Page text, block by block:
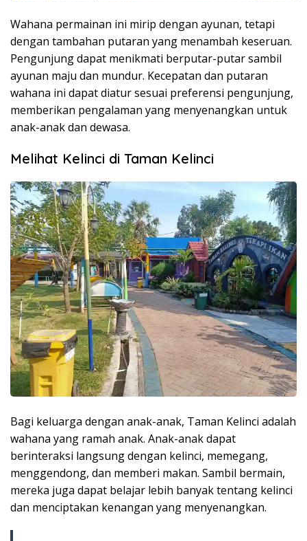
Wahana permainan ini mirip dengan ayunan, tetapi
dengan tambahan putaran yang menambah keseruan.
Pengunjung dapat menikmati berputar-putar sambil
ayunan maju dan mundur. Kecepatan dan putaran
wahana ini dapat diatur sesuai preferensi pengunjung,
memberikan pengalaman yang menyenangkan untuk
anak-anak dan dewasa.
Melihat Kelinci di Taman Kelinci
Bagi keluarga dengan anak-anak, Taman Kelinci adalah
wahana yang ramah anak. Anak-anak dapat
berinteraksi langsung dengan kelinci, memegang,
menggendong, dan memberi makan. Sambil bermain,
mereka juga dapat belajar lebih banyak tentang kelinci
dan menciptakan kenangan yang menyenangkan.